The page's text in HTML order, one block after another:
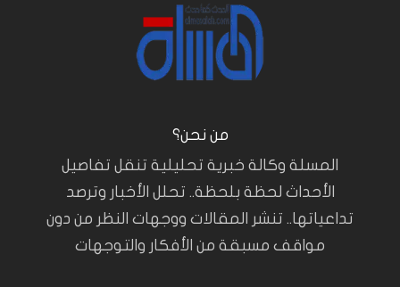
من نحن؟
المسلة وكالة خبرية تحليلية تنقل تفاصيل
الأحداث لحظة بلحظة.. تحلل الأخبار وترصد
تداعياتها.. تنشر المقالات ووجهات النظر من دون
مواقف مسبقة من الأفكار والتوجهات